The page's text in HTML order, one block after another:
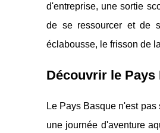
d'entreprise, une sortie
de se ressourcer et de
éclabousse, le frisson de
Découvrir le Pays
Le Pays Basque n'est
une journée d'aventure